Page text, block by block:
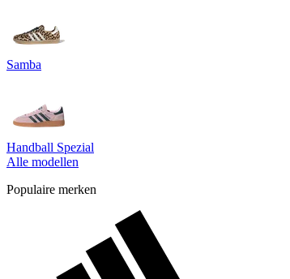
Samba
Handball Spezial
Alle modellen
Populaire merken